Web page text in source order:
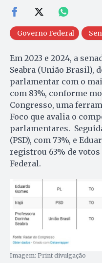
Governo Federal
Em 2023 e 2024, a
Seabra (União Brasil),
parlamentar com o
com 83%, conforme
Congresso, uma
Foco que avalia o
parlamentares.
(PSD), com 73%, e
registrou 63% de
Federal.
Imagem: Print divulgação